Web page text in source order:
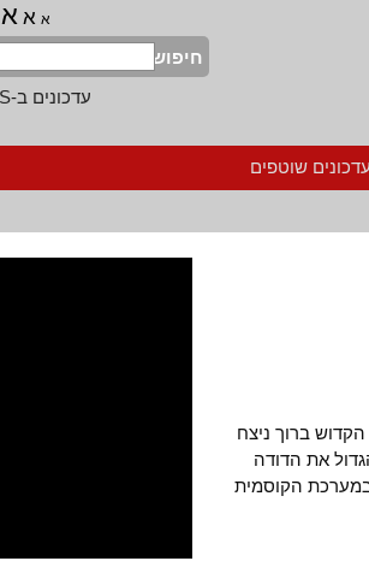
א א
חיפוש
עדכונים ב-RSS
שוטפים
ברוך ניצח
את הדודה
הקוסמית